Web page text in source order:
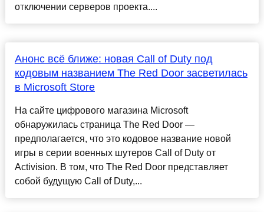
отключении серверов проекта....
Анонс всё ближе: новая Call of Duty под
кодовым названием The Red Door засветилась
в Microsoft Store
На сайте цифрового магазина Microsoft
обнаружилась страница The Red Door —
предполагается, что это кодовое название новой
игры в серии военных шутеров Call of Duty от
Activision. В том, что The Red Door представляет
собой будущую Call of Duty,...